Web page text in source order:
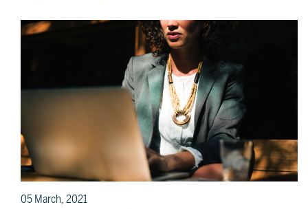
05 March, 2021